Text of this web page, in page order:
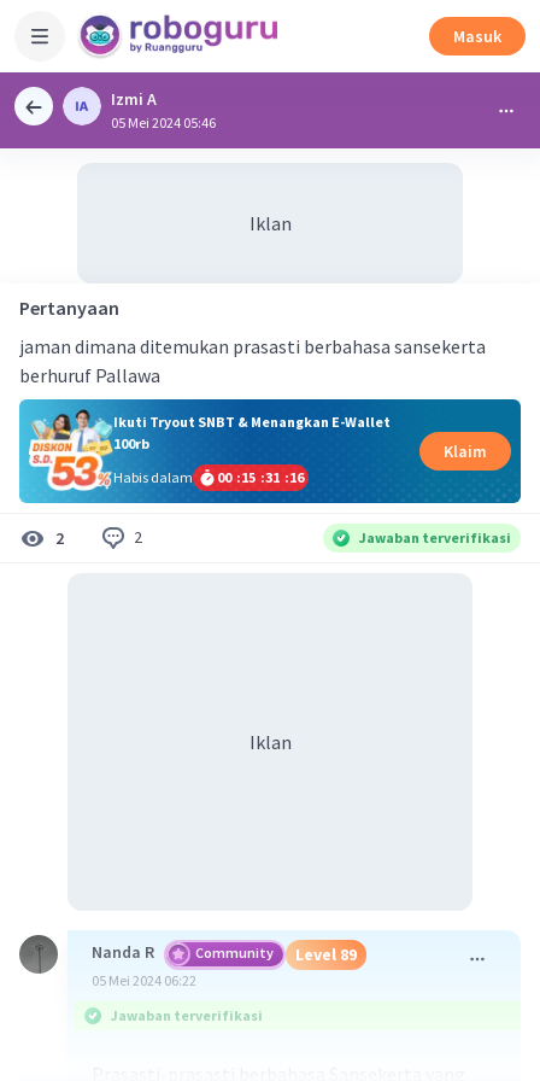
Masuk
Izmi A
05 Mei 2024 05:46
Iklan
Pertanyaan
jaman dimana ditemukan prasasti berbahasa sansekerta
berhuruf Pallawa
Ikuti Tryout SNBT & Menangkan E-Wallet
100rb
Habis dalam
00 :15 :31 :16
Klaim
2 2 Jawaban terverifikasi
Iklan
Nanda R Community Level 89
05 Mei 2024 06:22
Jawaban terverifikasi